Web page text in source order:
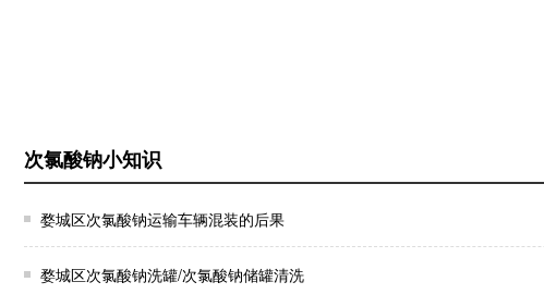
次氯酸钠小知识
婺城区次氯酸钠运输车辆混装的后果
婺城区次氯酸钠洗罐/次氯酸钠储罐清洗